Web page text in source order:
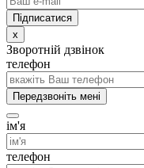
x
Зворотній дзвінок
телефон
Передзвоніть мені
ім'я
телефон